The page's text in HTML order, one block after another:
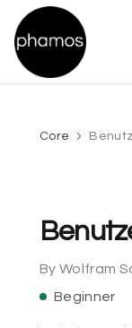
Core
By Wolfram
Beginner